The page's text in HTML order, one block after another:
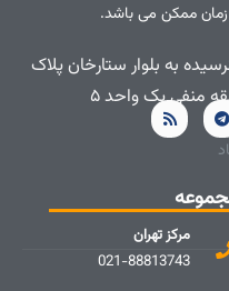
ممکن می باشد.
به بلوار ستارخان پلاک
مرکز تهران
021-88813743